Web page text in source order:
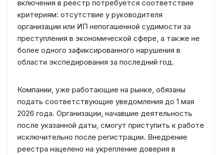
включения в реестр потребуется соответствие
критериям: отсутствие у руководителя
организации или ИП непогашенной судимости за
преступления в экономической сфере, а также не
более одного зафиксированного нарушения в
области экспедирования за последний год.
Компании, уже работающие на рынке, обязаны
подать соответствующие уведомления до 1 мая
2026 года. Организации, начавшие деятельность
после указанной даты, смогут приступить к работе
исключительно после регистрации. Внедрение
реестра нацелено на укрепление доверия в